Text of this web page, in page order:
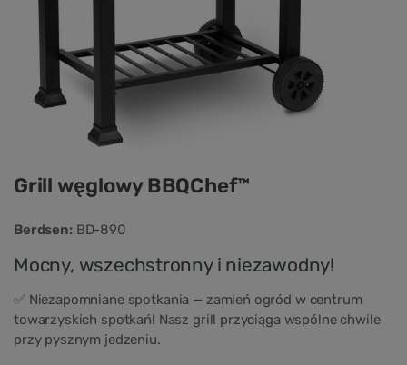
Grill węglowy BBQChef™
Berdsen:BD-890
Mocny, wszechstronny i niezawodny!
✅ Niezapomniane spotkania — zamień ogród w centrum
towarzyskich spotkań! Nasz grill przyciąga wspólne chwile
przy pysznym jedzeniu.